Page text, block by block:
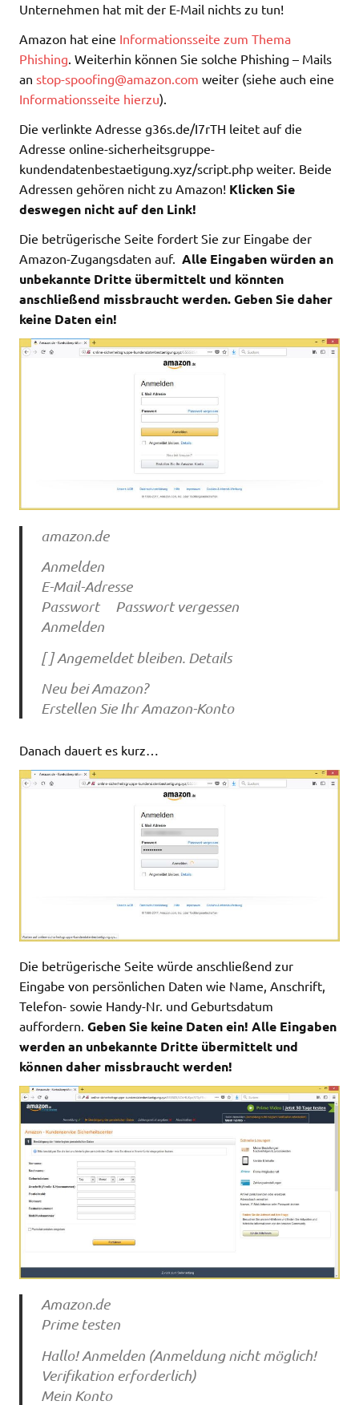
Unternehmen hat mit der E-Mail nichts zu tun!
Amazon hat eine Informationsseite zum Thema
Phishing. Weiterhin können Sie solche Phishing – Mails
an stop-spoofing@amazon.com weiter (siehe auch eine
Informationsseite hierzu).
Die verlinkte Adresse g36s.de/I7rTH leitet auf die
Adresse online-sicherheitsgruppe-
kundendatenbestaetigung.xyz/script.php weiter. Beide
Adressen gehören nicht zu Amazon! Klicken Sie
deswegen nicht auf den Link!
Die betrügerische Seite fordert Sie zur Eingabe der
Amazon-Zugangsdaten auf. Alle Eingaben würden an
unbekannte Dritte übermittelt und könnten
anschließend missbraucht werden. Geben Sie daher
keine Daten ein!
amazon.de
Anmelden
E-Mail-Adresse
Passwort Passwort vergessen
Anmelden
[ ] Angemeldet bleiben. Details
Neu bei Amazon?
Erstellen Sie Ihr Amazon-Konto
Danach dauert es kurz…
Die betrügerische Seite würde anschließend zur
Eingabe von persönlichen Daten wie Name, Anschrift,
Telefon- sowie Handy-Nr. und Geburtsdatum
auffordern. Geben Sie keine Daten ein! Alle Eingaben
werden an unbekannte Dritte übermittelt und
können daher missbraucht werden!
Amazon.de
Prime testen
Hallo! Anmelden (Anmeldung nicht möglich!
Verifikation erforderlich)
Mein Konto